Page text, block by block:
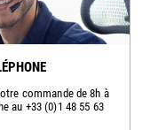
commande de 8h à
au +33 (0)1 48 55 63